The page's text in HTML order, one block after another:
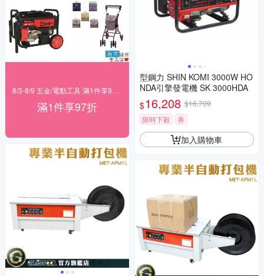
滿1件享97折
型鋼力 SHIN KOMI 3000W HO
NDA引擎發電機 SK 3000HDA
$16,208 $16,709
限時下殺
券
加入購物車